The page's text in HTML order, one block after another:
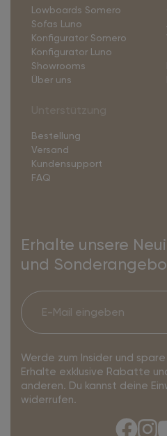
Lowboards Somero
Sofas Luno
Konfigurator Somero
Konfigurator Luno
Showrooms
Über uns
Bestellung
Versand
Kundensupport
FAQ
Erhalte unsere
und
Werde zum Insider und
Erhalte exklusive Rabatte
anderen. Du kannst deine
widerrufen.